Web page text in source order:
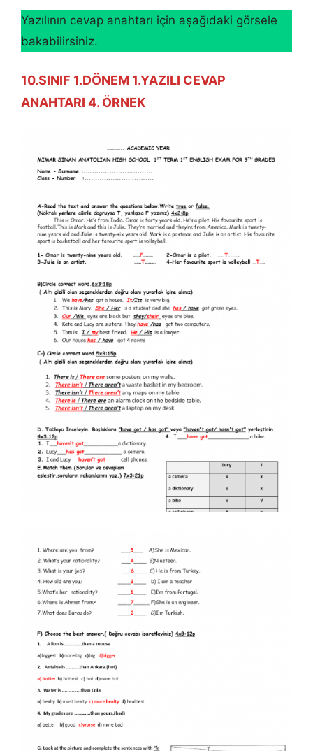
Yazılının cevap anahtarı için aşağıdaki görsele
bakabilirsiniz.
10.SINIF 1.DÖNEM 1.YAZILI CEVAP
ANAHTARI 4. ÖRNEK